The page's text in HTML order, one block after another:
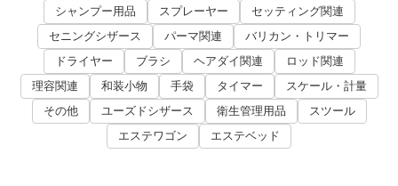
シャンプー用品
スプレーヤー
セッティング関連
セニングシザース
パーマ関連
バリカン・トリマー
ドライヤー
ブラシ ヘアダイ関連
ロッド関連
理容関連
和装小物 手袋 タイマー
スケール・計量
その他
ユーズドシザース 衛生管理用品
スツール
エステワゴン
エステベッド